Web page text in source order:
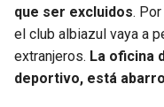
que ser excluidos.
el club albiazul vaya a
extranjeros. La oficina
deportivo, está